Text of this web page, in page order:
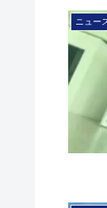
ニュー